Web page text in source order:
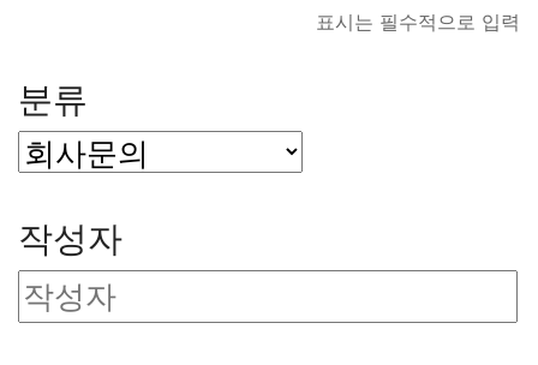
표시는 필수적으로 입력
분류
작성자